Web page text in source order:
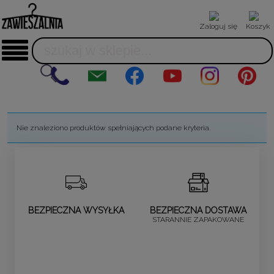
Zaloguj się Koszyk
Nie znaleziono produktów spełniających podane kryteria.
BEZPIECZNA WYSYŁKA BEZPIECZNA DOSTAWA
STARANNIE ZAPAKOWANE